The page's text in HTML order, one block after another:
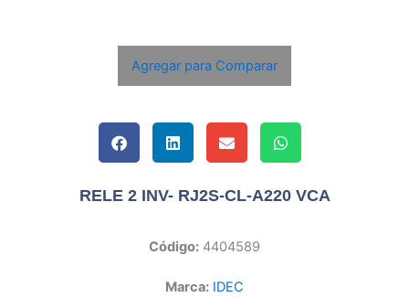
Agregar para Comparar
RELE 2 INV- RJ2S-CL-A220 VCA
Código: 4404589
Marca: IDEC